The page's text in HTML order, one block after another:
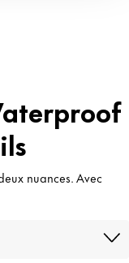
nuances. Avec